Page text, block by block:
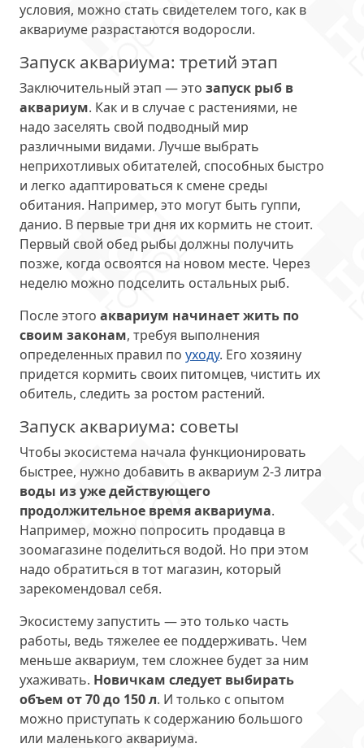
условия, можно стать свидетелем того, как в
аквариуме разрастаются водоросли.
Запуск аквариума: третий этап
Заключительный этап — это запуск рыб в
аквариум. Как и в случае с растениями, не
надо заселять свой подводный мир
различными видами. Лучше выбрать
неприхотливых обитателей, способных быстро
и легко адаптироваться к смене среды
обитания. Например, это могут быть гуппи,
данио. В первые три дня их кормить не стоит.
Первый свой обед рыбы должны получить
позже, когда освоятся на новом месте. Через
неделю можно подселить остальных рыб.
После этого аквариум начинает жить по
своим законам, требуя выполнения
определенных правил по уходу. Его хозяину
придется кормить своих питомцев, чистить их
обитель, следить за ростом растений.
Запуск аквариума: советы
Чтобы экосистема начала функционировать
быстрее, нужно добавить в аквариум 2-3 литра
воды из уже действующего
продолжительное время аквариума.
Например, можно попросить продавца в
зоомагазине поделиться водой. Но при этом
надо обратиться в тот магазин, который
зарекомендовал себя.
Экосистему запустить — это только часть
работы, ведь тяжелее ее поддерживать. Чем
меньше аквариум, тем сложнее будет за ним
ухаживать. Новичкам следует выбирать
объем от 70 до 150 л. И только с опытом
можно приступать к содержанию большого
или маленького аквариума.